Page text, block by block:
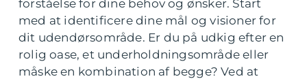
forståelse for dine behov og ønsker. Start
med at identificere dine mål og visioner for
dit udendørsområde. Er du på udkig efter en
rolig oase, et underholdningsområde eller
måske en kombination af begge? Ved at